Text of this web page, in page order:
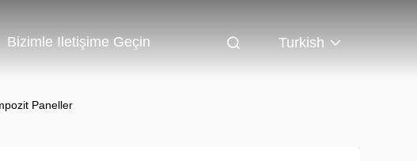
Bizimle Iletişime Geçin Turkish
Paneller